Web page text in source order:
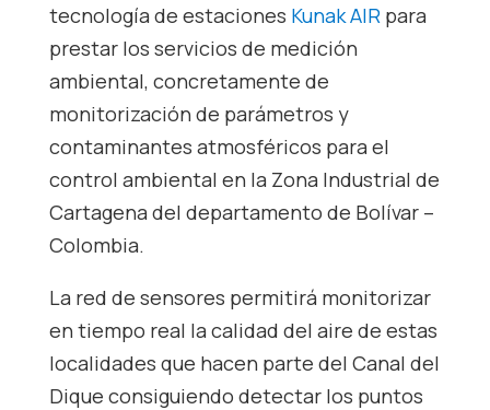
tecnología de estaciones Kunak AIR para
prestar los servicios de medición
ambiental, concretamente de
monitorización de parámetros y
contaminantes atmosféricos para el
control ambiental en la Zona Industrial de
Cartagena del departamento de Bolívar –
Colombia.
La red de sensores permitirá monitorizar
en tiempo real la calidad del aire de estas
localidades que hacen parte del Canal del
Dique consiguiendo detectar los puntos